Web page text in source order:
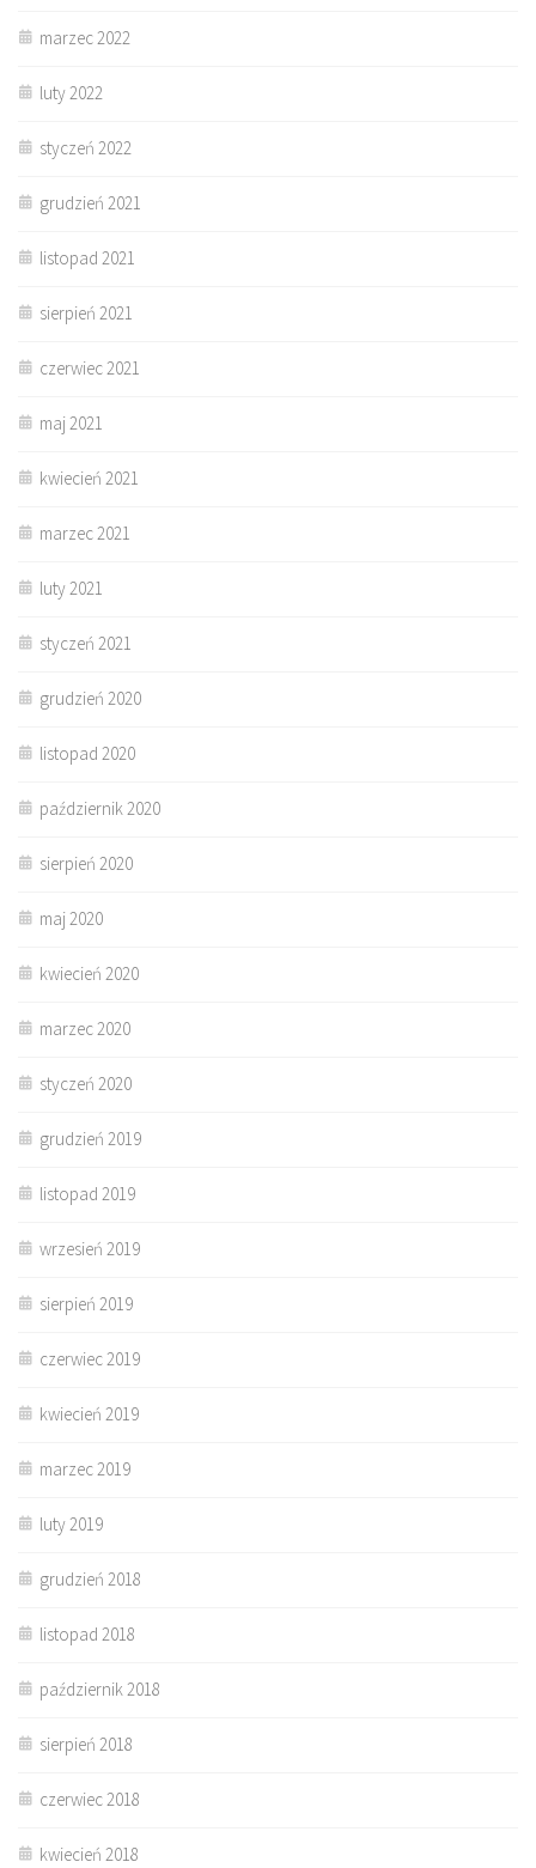
marzec 2022
luty 2022
styczeń 2022
grudzień 2021
listopad 2021
sierpień 2021
czerwiec 2021
maj 2021
kwiecień 2021
marzec 2021
luty 2021
styczeń 2021
grudzień 2020
listopad 2020
październik 2020
sierpień 2020
maj 2020
kwiecień 2020
marzec 2020
styczeń 2020
grudzień 2019
listopad 2019
wrzesień 2019
sierpień 2019
czerwiec 2019
kwiecień 2019
marzec 2019
luty 2019
grudzień 2018
listopad 2018
październik 2018
sierpień 2018
czerwiec 2018
kwiecień 2018